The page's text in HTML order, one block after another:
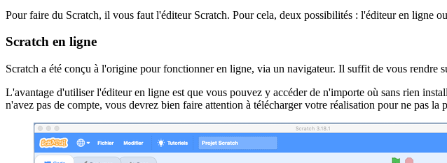
Pour faire du Scratch, il vous faut l'éditeur Scratch. Pour cela, deux possibilités : l'éditeur en ligne
Scratch en ligne
Scratch a été conçu à l'origine pour fonctionner en ligne, via un navigateur. Il suffit de vous rendre
L'avantage d'utiliser l'éditeur en ligne est que vous pouvez y accéder de n'importe où sans rien
n'avez pas de compte, vous devrez bien faire attention à télécharger votre réalisation pour ne pas